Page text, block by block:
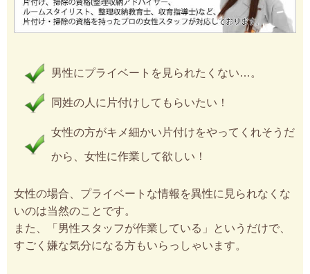
男性にプライベートを見られたくない…。
同姓の人に片付けしてもらいたい！
女性の方がキメ細かい片付けをやってくれそうだ
から、女性に作業して欲しい！
女性の場合、プライベートな情報を異性に見られなくな
いのは当然のことです。
また、「男性スタッフが作業している」というだけで、
すごく嫌な気分になる方もいらっしゃいます。